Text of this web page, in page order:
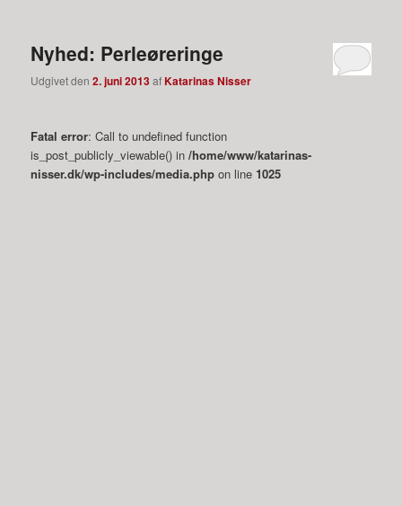
Nyhed: Perleøreringe
Udgivet den2. juni 2013afKatarinas Nisser
Fatal error: Call to undefined function
is_post_publicly_viewable() in/home/www/katarinas-
nisser.dk/wp-includes/media.php on line 1025